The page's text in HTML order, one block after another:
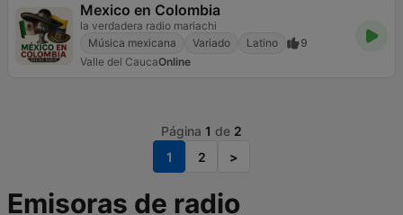
Mexico en Colombia
la verdadera radio mariachi
Música mexicana
Variado Latino
9
Valle del CaucaOnline
Página 1 de 2
1
2 >
Emisoras de radio